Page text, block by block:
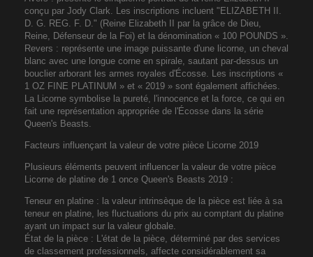
conçu par Jody Clark. Les inscriptions incluent "ELIZABETH II.
D. G. REG. F. D." (Reine Elizabeth II par la grâce de Dieu,
Reine, Défenseur de la Foi) et la dénomination « 100 POUNDS ».
Revers : représente une image puissante d'une licorne, un cheval
blanc avec une longue corne en spirale, sautant par-dessus un
bouclier arborant les armes royales d'Écosse. Les inscriptions «
1 OZ FINE PLATINUM » et « 2019 » sont également affichées.
La Licorne symbolise la pureté, l'innocence et la force, ce qui en
fait une représentation appropriée de l'Écosse dans la série
Queen's Beasts.
Facteurs influençant la valeur de votre pièce Licorne 2019
Plusieurs éléments peuvent influencer la valeur de votre pièce
Licorne de platine de 1 once Queen's Beasts 2019 :
Teneur en platine : la valeur intrinsèque de la pièce est liée à sa
teneur en platine, les fluctuations du prix au comptant du platine
ayant un impact sur la valeur globale.
État de la pièce : L'état de la pièce, déterminé par des services
de classement professionnels, affecte considérablement sa